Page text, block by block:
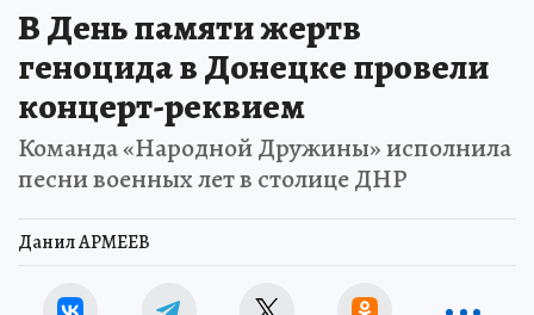
В День памяти жертв
геноцида в Донецке провели
концерт-реквием
Команда «Народной Дружины» исполнила
песни военных лет в столице ДНР
Данил АРМЕЕВ